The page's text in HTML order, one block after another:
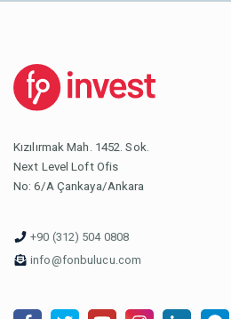
Kızılırmak Mah. 1452. Sok.
Next Level Loft Ofis
No: 6/A Çankaya/Ankara
+90 (312) 504 0808
info@fonbulucu.com